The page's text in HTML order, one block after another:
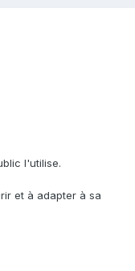
l'utilise.
et à adapter à sa